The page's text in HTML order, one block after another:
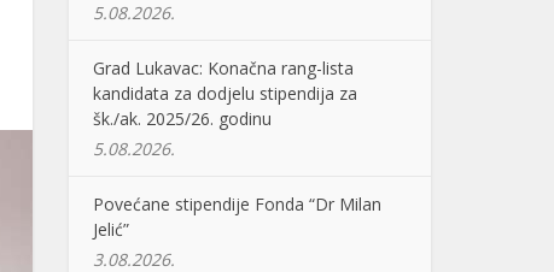
5.08.2026.
Grad Lukavac: Konačna rang-lista
kandidata za dodjelu stipendija za
šk./ak. 2025/26. godinu
5.08.2026.
Povećane stipendije Fonda “Dr Milan
Jelić”
3.08.2026.